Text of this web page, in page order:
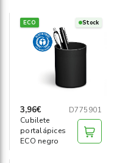
ECO Stock
3,96€
D775901
Cubilete
portalápices
ECO negro